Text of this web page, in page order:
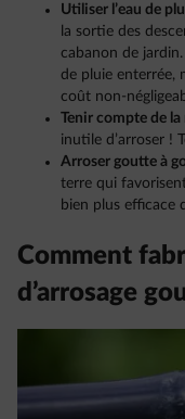
Utiliser l’eau de
la sortie des
cabanon de jardin.
de pluie enterrée,
coût non-
Tenir compte de la
inutile d’arroser !
Arroser goutte à
terre qui
bien plus efficace
Comment
d’arrosage